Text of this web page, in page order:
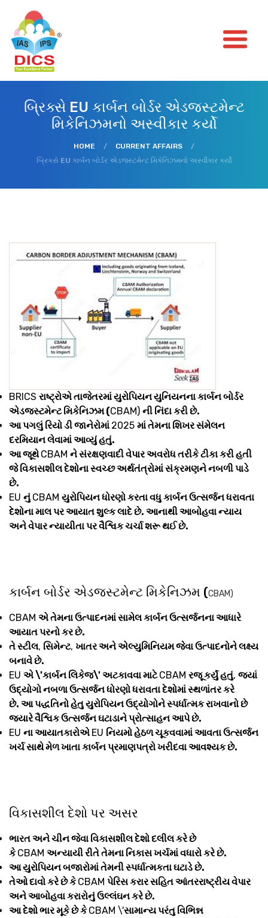
બ્રિક્સે EU કાર્બન બોર્ડર એડજસ્ટમેન્ટ
મિકેનિઝમનો અસ્વીકાર કર્યો
HOME / CURRENT AFFAIRS
/
બ્રિક્સે EU કાર્બન બોર્ડર એડજસ્ટમેન્ટ મિકેનિઝમનો અસ્વીકાર કર્યો
BRICS રાષ્ટ્રોએ તાજેતરમાં યુરોપિયન યુનિયનના કાર્બન બોર્ડર
એડજસ્ટમેન્ટ મિકેનિઝમ (CBAM) ની નિંદા કરી છે.
આ પગલું રિયો ડી જાનેરોમાં 2025 માં તેમના શિખર સંમેલન
દરમિયાન લેવામાં આવ્યું હતું.
આ જૂથેCBAM ને સંરક્ષણવાદી વેપાર અવરોધ તરીકે ટીકા કરી હતી
જે વિકાસશીલ દેશોના સ્વચ્છ અર્થતંત્રોમાં સંક્રમણને નબળી પાડે
છે.
EU નું CBAM યુરોપિયન ધોરણો કરતા વધુ કાર્બન ઉત્સર્જન ધરાવતા
દેશોના માલ પર આયાત શુલ્ક લાદે છે. આનાથી આબોહવા ન્યાય
અને વેપાર ન્યાયીતા પર વૈશ્વિક ચર્ચા શરૂ થઈ છે.
કાર્બન બોર્ડર એડજસ્ટમેન્ટ મિકેનિઝમ (CBAM)
CBAM એ તેમના ઉત્પાદનમાં સામેલ કાર્બન ઉત્સર્જનના આધારે
આયાત પરનો કર છે.
તે સ્ટીલ, સિમેન્ટ, ખાતર અને એલ્યુમિનિયમ જેવા ઉત્પાદનોને લક્ષ્ય
બનાવે છે.
EU એ \'કાર્બન લિકેજ\' અટકાવવા માટેCBAM રજૂ કર્યું હતું, જ્યાં
ઉદ્યોગો નબળા ઉત્સર્જન ધોરણો ધરાવતા દેશોમાં સ્થળાંતર કરે
છે. આ પદ્ધતિનો હેતુ યુરોપિયન ઉદ્યોગોને સ્પર્ધાત્મક રાખવાનો છે
જ્યારે વૈશ્વિક ઉત્સર્જન ઘટાડાને પ્રોત્સાહન આપે છે.
EU ના આયાતકારોએ EU નિયમો હેઠળ ચૂકવવામાં આવતા ઉત્સર્જન
ખર્ચ સાથે મેળ ખાતા કાર્બન પ્રમાણપત્રો ખરીદવા આવશ્યક છે.
વિકાસશીલ દેશો પર અસર
ભારત અને ચીન જેવા વિકાસશીલ દેશો દલીલ કરે છે
કેCBAM અન્યાયી રીતે તેમના નિકાસ ખર્ચમાં વધારો કરે છે.
આ યુરોપિયન બજારોમાં તેમની સ્પર્ધાત્મકતા ઘટાડે છે.
તેઓ દાવો કરે છે કેCBAM પેરિસ કરાર સહિત આંતરરાષ્ટ્રીય વેપાર
અને આબોહવા કરારોનું ઉલ્લંઘન કરે છે.
આ દેશો ભાર મૂકે છે કેCBAM \'સામાન્ય પરંતુ વિભિન્ન